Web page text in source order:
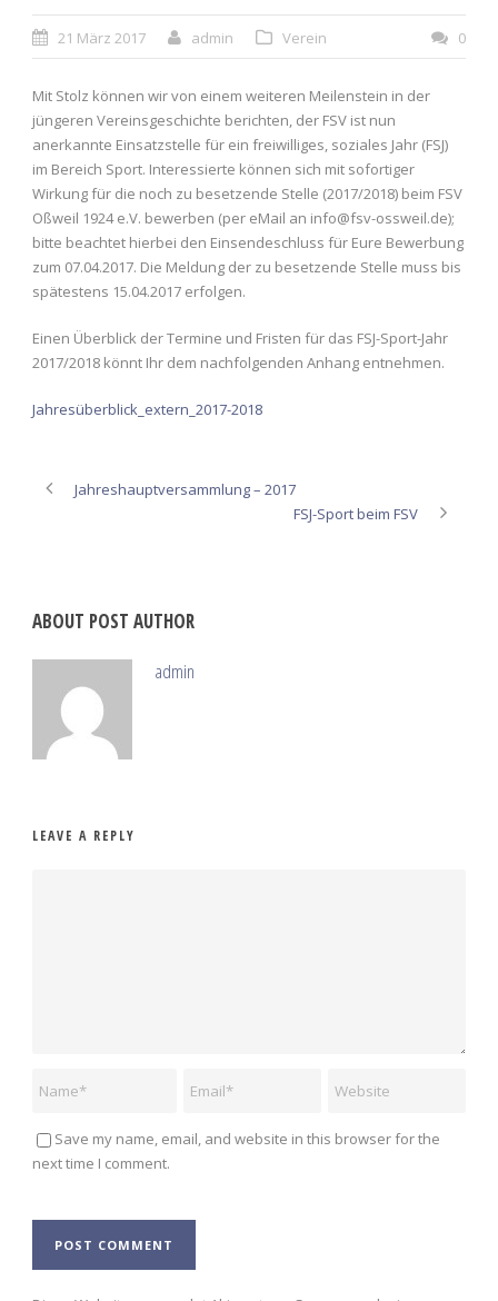
21 März 2017 admin Verein 0
Mit Stolz können wir von einem weiteren Meilenstein in der
jüngeren Vereinsgeschichte berichten, der FSV ist nun
anerkannte Einsatzstelle für ein freiwilliges, soziales Jahr (FSJ)
im Bereich Sport. Interessierte können sich mit sofortiger
Wirkung für die noch zu besetzende Stelle (2017/2018) beim FSV
Oßweil 1924 e.V. bewerben (per eMail an info@fsv-ossweil.de);
bitte beachtet hierbei den Einsendeschluss für Eure Bewerbung
zum 07.04.2017. Die Meldung der zu besetzende Stelle muss bis
spätestens 15.04.2017 erfolgen.
Einen Überblick der Termine und Fristen für das FSJ-Sport-Jahr
2017/2018 könnt Ihr dem nachfolgenden Anhang entnehmen.
Jahresüberblick_extern_2017-2018
Jahreshauptversammlung – 2017
FSJ-Sport beim FSV
ABOUT POST AUTHOR
admin
LEAVE A REPLY
Save my name, email, and website in this browser for the
next time I comment.